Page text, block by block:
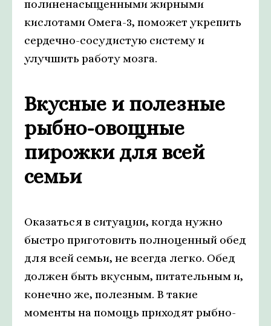
полиненасыщенными жирными
кислотами Омега-3, поможет укрепить
сердечно-сосудистую систему и
улучшить работу мозга.
Вкусные и полезные
рыбно-овощные
пирожки для всей
семьи
Оказаться в ситуации, когда нужно
быстро приготовить полноценный обед
для всей семьи, не всегда легко. Обед
должен быть вкусным, питательным и,
конечно же, полезным. В такие
моменты на помощь приходят рыбно-